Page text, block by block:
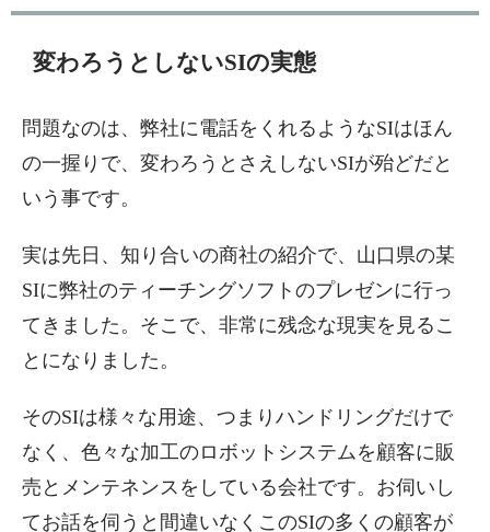
変わろうとしないSIの実態
問題なのは、弊社に電話をくれるようなSIはほん
の一握りで、変わろうとさえしないSIが殆どだと
いう事です。
実は先日、知り合いの商社の紹介で、山口県の某
SIに弊社のティーチングソフトのプレゼンに行っ
てきました。そこで、非常に残念な現実を見るこ
とになりました。
そのSIは様々な用途、つまりハンドリングだけで
なく、色々な加工のロボットシステムを顧客に販
売とメンテネンスをしている会社です。お伺いし
てお話を伺うと間違いなくこのSIの多くの顧客が